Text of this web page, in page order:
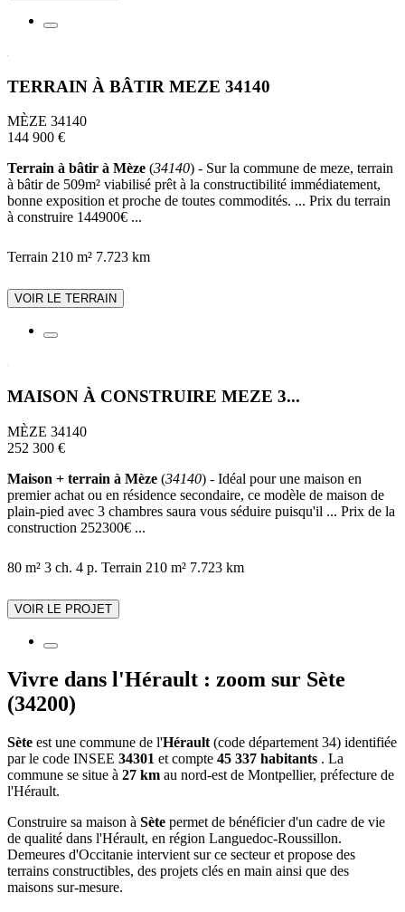
TERRAIN À BÂTIR MEZE 34140
MÈZE 34140
144 900 €
Terrain à bâtir à Mèze (34140) - Sur la commune de meze, terrain
à bâtir de 509m² viabilisé prêt à la constructibilité immédiatement,
bonne exposition et proche de toutes commodités. ... Prix du terrain
à construire 144900€ ...
Terrain 210 m² 7.723 km
VOIR LE TERRAIN
MAISON À CONSTRUIRE MEZE 3...
MÈZE 34140
252 300 €
Maison + terrain à Mèze (34140) - Idéal pour une maison en
premier achat ou en résidence secondaire, ce modèle de maison de
plain-pied avec 3 chambres saura vous séduire puisqu'il ... Prix de la
construction 252300€ ...
80 m² 3 ch. 4 p. Terrain 210 m² 7.723 km
VOIR LE PROJET
Vivre dans l'Hérault : zoom sur Sète
(34200)
Sète est une commune de l'Hérault (code département 34) identifiée
par le code INSEE 34301 et compte 45 337 habitants . La
commune se situe à 27 km au nord-est de Montpellier, préfecture de
l'Hérault.
Construire sa maison à Sète permet de bénéficier d'un cadre de vie
de qualité dans l'Hérault, en région Languedoc-Roussillon.
Demeures d'Occitanie intervient sur ce secteur et propose des
terrains constructibles, des projets clés en main ainsi que des
maisons sur-mesure.